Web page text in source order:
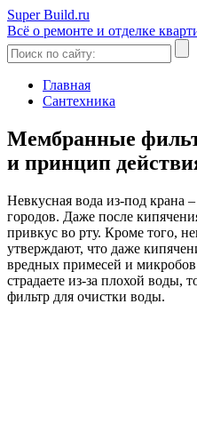
Super Build.ru
Всё о ремонте и отделке
Главная
Сантехника
Мембранные
и принцип
Невкусная вода из-под крана
городов. Даже после
привкус во рту. Кроме того,
утверждают, что даже
вредных примесей и
страдаете из-за плохой
фильтр для очистки воды.